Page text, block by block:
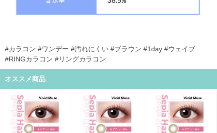
#カラコン #ワンデー #汚れにくい #ブラウン #1day #ウェイブ
#RINGカラコン #リングカラコン
オススメ商品